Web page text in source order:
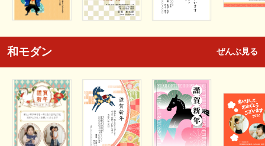
和モダン ぜんぶ見る